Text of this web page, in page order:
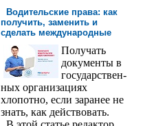
Водительские права: как
получить, заменить и
сделать международ­ные
Получать
доку­менты в
государствен­
ных организациях
хлопотно, если заранее не
знать, как действовать.